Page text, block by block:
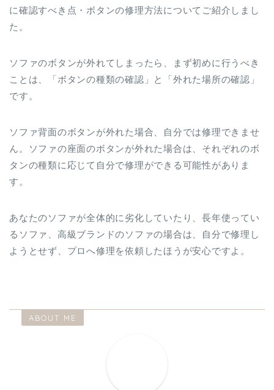
に確認すべき点・ボタンの修理方法についてご紹介しまし
た。
ソファのボタンが外れてしまったら、まず初めに行うべき
ことは、「ボタンの種類の確認」と「外れた場所の確認」
です。
ソファ背面のボタンが外れた場合、自分では修理できませ
ん。ソファの座面のボタンが外れた場合は、それぞれのボ
タンの種類に応じて自分で修理ができる可能性がありま
す。
あなたのソファが全体的に劣化していたり、長年使ってい
るソファ、高級ブランドのソファの場合は、自分で修理し
ようとせず、プロへ修理を依頼したほうが安心ですよ。
ABOUT ME